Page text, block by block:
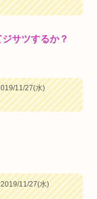
サツするか？
11/27(水)
11/27(水)